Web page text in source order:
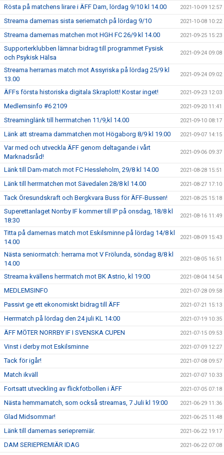
Rösta på matchens lirare i ÄFF Dam, lördag 9/10 kl 14.00 2021-10-09 12:57
Streama damernas sista seriematch på lördag 9/10 2021-10-08 10:22
Streama damernas matchen mot HGH FC 26/9 kl 14.00 2021-09-25 15:23
Supporterklubben lämnar bidrag till programmet Fysisk
och Psykisk Hälsa
2021-09-24 09:08
Streama herrarnas match mot Assyriska på lördag 25/9 kl
13.00
2021-09-24 09:02
ÄFFs första historiska digitala Skraplott! Kostar inget! 2021-09-23 12:03
Medlemsinfo #6 2109 2021-09-20 11:41
Streaminglänk till herrmatchen 11/9,kl 14.00 2021-09-10 08:17
Länk att streama dammatchen mot Högaborg 8/9 kl 19.00 2021-09-07 14:15
Var med och utveckla ÄFF genom deltagande i vårt
Marknadsråd!
2021-09-06 09:37
Länk till Dam-match mot FC Hessleholm, 29/8 kl 14.00 2021-08-28 15:51
Länk till herrmatchen mot Sävedalen 28/8 kl 14.00 2021-08-27 17:10
Tack Öresundskraft och Bergkvara Buss för ÄFF-Bussen! 2021-08-25 15:18
Superettanlaget Norrby IF kommer till IP på onsdag, 18/8 kl
18:30
2021-08-16 11:49
Titta på damernas match mot Eskilsminne på lördag 14/8 kl
14.00
2021-08-09 15:43
Nästa seniormatch: herrarna mot V Frölunda, söndag 8/8 kl
14.00
2021-08-05 16:51
Streama kvällens herrmatch mot BK Astrio, kl 19:00 2021-08-04 14:54
MEDLEMSINFO 2021-07-28 09:58
Passivt ge ett ekonomiskt bidrag till ÄFF 2021-07-21 15:13
Herrmatch på lördag den 24 juli KL 14:00 2021-07-19 10:35
ÄFF MÖTER NORRBY IF I SVENSKA CUPEN 2021-07-15 09:53
Vinst i derby mot Eskilsminne 2021-07-09 12:27
Tack för igår! 2021-07-08 09:57
Match ikväll 2021-07-07 10:33
Fortsatt utveckling av flickfotbollen i ÄFF 2021-07-05 07:18
Nästa hemmamatch, som också streamas, 7 Juli kl 19:00 2021-06-29 11:36
Glad Midsommar! 2021-06-25 11:48
Länk till damernas seriepremiär. 2021-06-22 19:17
DAM SERIEPREMIÄR IDAG 2021-06-22 07:08